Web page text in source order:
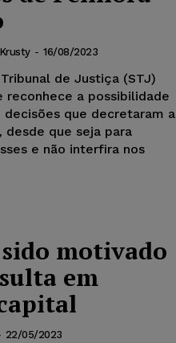
- 16/08/2023
de Justiça (STJ)
reconhece a possibilidade
que decretaram a
desde que seja para
e não interfira nos
motivado
em
22/05/2023